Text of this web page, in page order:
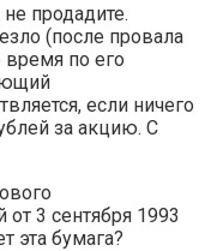
продадите.
(после провала
время по его
если ничего
за акцию. С
3 сентября 1993
эта бумага?